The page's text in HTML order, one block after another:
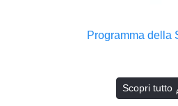
Programma della
Scopri tutto